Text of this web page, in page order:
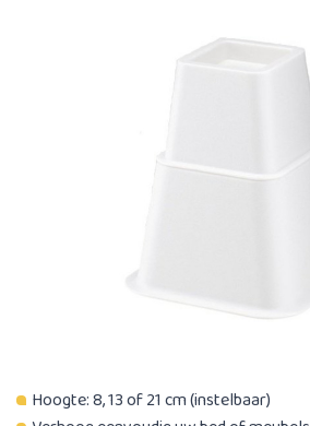
Hoogte: 8, 13 of 21 cm (instelbaar)